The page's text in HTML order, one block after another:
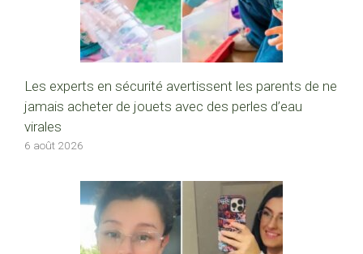
Les experts en sécurité avertissent les parents de ne
jamais acheter de jouets avec des perles d’eau
virales
6 août 2026